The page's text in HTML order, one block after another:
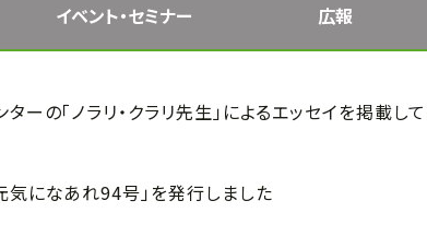
イベント・セミナー 広報
ーの「ノラリ・クラリ先生」によるエッセイを掲載し
気になあれ94号」を発行しました